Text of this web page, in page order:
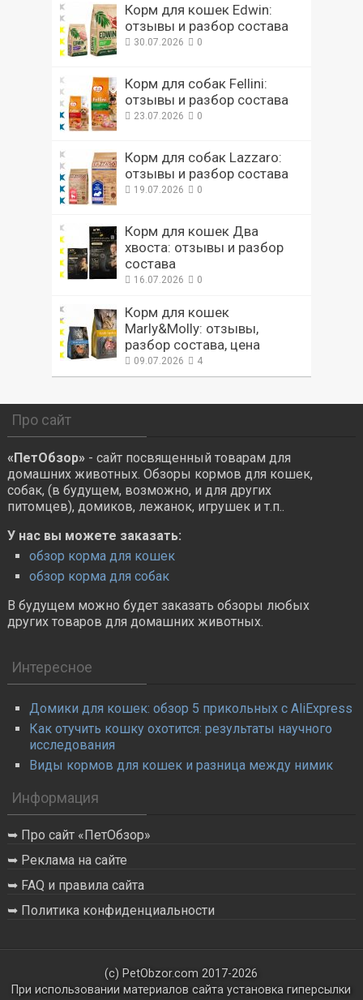
Корм для кошек Edwin:
отзывы и разбор состава
30.07.2026 0
Корм для собак Fellini:
отзывы и разбор состава
23.07.2026 0
Корм для собак Lazzaro:
отзывы и разбор состава
19.07.2026 0
Корм для кошек Два
хвоста: отзывы и разбор
состава
16.07.2026 0
Корм для кошек
Marly&Molly: отзывы,
разбор состава, цена
09.07.2026 4
Про сайт
«ПетОбзор»- сайт посвященный товарам для
домашних животных. Обзоры кормов для кошек,
собак, (в будущем, возможно, и для других
питомцев), домиков, лежанок, игрушек и т.п..
У нас вы можете заказать:
обзор корма для кошек
обзор корма для собак
В будущем можно будет заказать обзоры любых
других товаров для домашних животных.
Интересное
Домики для кошек: обзор 5 прикольных с AliExpress
Как отучить кошку охотится: результаты научного
исследования
Виды кормов для кошек и разница между нимик
Информация
Про сайт «ПетОбзор»
Реклама на сайте
FAQ и правила сайта
Политика конфиденциальности
(с) PetObzor.com 2017-2026
При использовании материалов сайта установка гиперсылки